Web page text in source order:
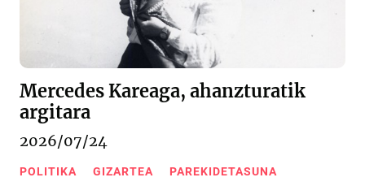
Mercedes Kareaga, ahanzturatik
argitara
2026/07/24
POLITIKA GIZARTEA PAREKIDETASUNA